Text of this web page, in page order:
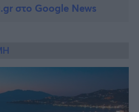
στο Google News